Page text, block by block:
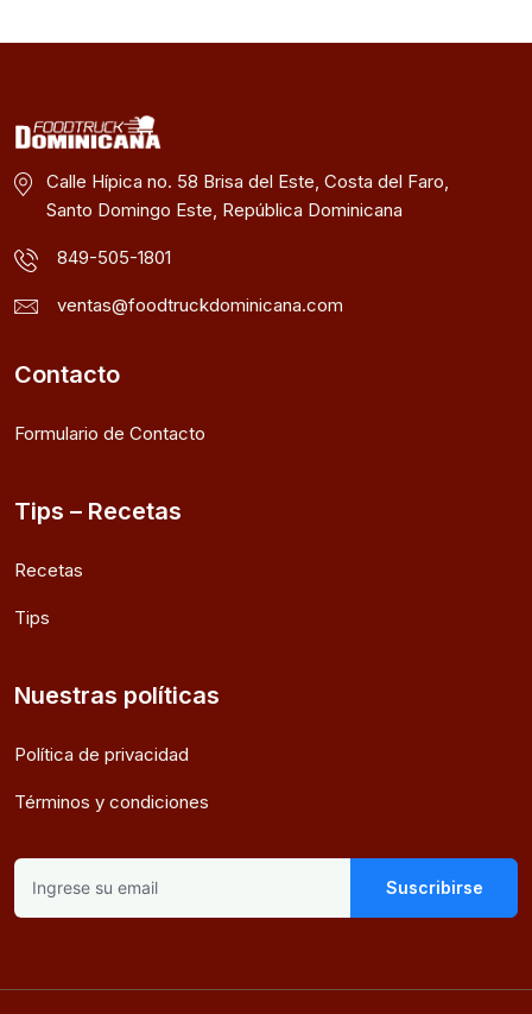
Calle Hípica no. 58 Brisa del Este, Costa del Faro,
Santo Domingo Este, República Dominicana
849-505-1801
ventas@foodtruckdominicana.com
Contacto
Formulario de Contacto
Tips – Recetas
Recetas
Tips
Nuestras políticas
Política de privacidad
Términos y condiciones
Suscribirse